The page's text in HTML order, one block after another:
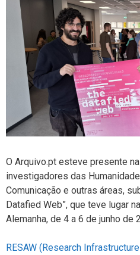
O Arquivo.pt esteve presente na
investigadores das
Comunicação e outras áreas,
Datafied Web”, que teve lugar
Alemanha, de 4 a 6 de junho de
RESAW (Research